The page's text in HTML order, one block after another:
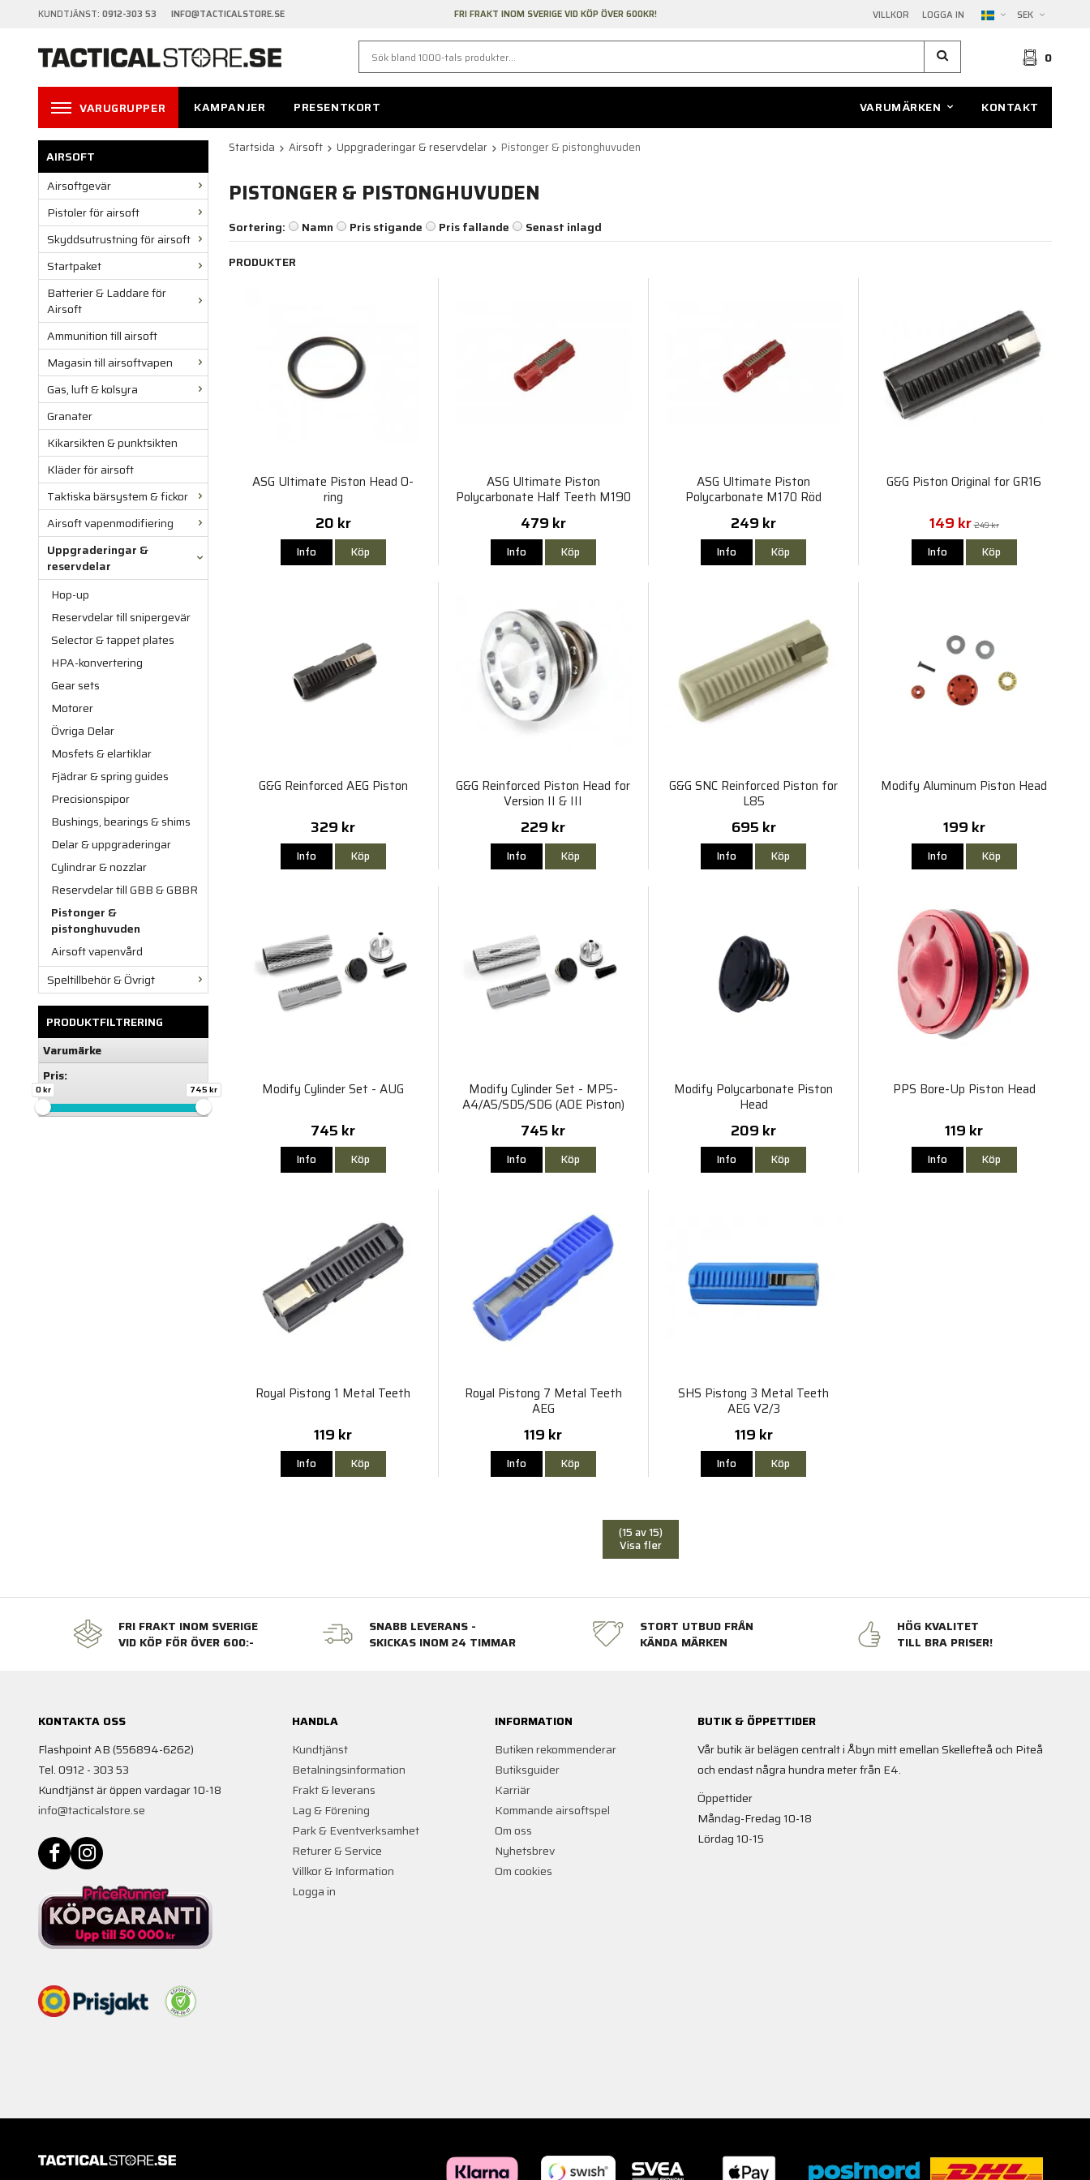
KUNDTJÄNST: 0912-303 53 INFO@TACTICALSTORE.SE VILLKOR LOGGA IN SEK
FRI FRAKT INOM SVERIGE VID KÖP ÖVER 600KR!
0
VARUGRUPPER KAMPANJER PRESENTKORT VARUMÄRKEN KONTAKT
AIRSOFT
Airsoftgevär
Pistoler för airsoft
Skyddsutrustning för airsoft
Startpaket
Batterier & Laddare för
Airsoft
Ammunition till airsoft
Magasin till airsoftvapen
Gas, luft & kolsyra
Granater
Kikarsikten & punktsikten
Kläder för airsoft
Taktiska bärsystem & fickor
Airsoft vapenmodifiering
Uppgraderingar &
reservdelar
Hop-up
Reservdelar till snipergevär
Selector & tappet plates
HPA-konvertering
Gear sets
Motorer
Övriga Delar
Mosfets & elartiklar
Fjädrar & spring guides
Precisionspipor
Bushings, bearings & shims
Delar & uppgraderingar
Cylindrar & nozzlar
Reservdelar till GBB & GBBR
Pistonger &
pistonghuvuden
Airsoft vapenvård
Speltillbehör & Övrigt
PRODUKTFILTRERING
Varumärke
Pris:
0 kr 745 kr
Startsida Airsoft Uppgraderingar & reservdelar Pistonger & pistonghuvuden
PISTONGER & PISTONGHUVUDEN
Sortering: Namn Pris stigande Pris fallande
Senast inlagd
PRODUKTER
ASG Ultimate Piston Head O-
ring
20 kr
Info Köp
ASG Ultimate Piston
Polycarbonate Half Teeth M190
Röd
479 kr
Info Köp
ASG Ultimate Piston
Polycarbonate M170 Röd
249 kr
Info Köp
G&G Piston Original for GR16
149 kr 249 kr
Info Köp
G&G Reinforced AEG Piston
329 kr
Info Köp
G&G Reinforced Piston Head for
Version II & III
229 kr
Info Köp
G&G SNC Reinforced Piston for
L85
695 kr
Info Köp
Modify Aluminum Piston Head
199 kr
Info Köp
Modify Cylinder Set - AUG
745 kr
Info Köp
Modify Cylinder Set - MP5-
A4/A5/SD5/SD6 (AOE Piston)
745 kr
Info Köp
Modify Polycarbonate Piston
Head
209 kr
Info Köp
PPS Bore-Up Piston Head
119 kr
Info Köp
Royal Pistong 1 Metal Teeth
119 kr
Info Köp
Royal Pistong 7 Metal Teeth
AEG
119 kr
Info Köp
SHS Pistong 3 Metal Teeth
AEG V2/3
119 kr
Info Köp
(15 av 15)
Visa fler
FRI FRAKT INOM SVERIGE
VID KÖP FÖR ÖVER 600:-
SNABB LEVERANS -
SKICKAS INOM 24 TIMMAR
STORT UTBUD FRÅN
KÄNDA MÄRKEN
HÖG KVALITET
TILL BRA PRISER!
KONTAKTA OSS
Flashpoint AB (556894-6262)
Tel. 0912 - 303 53
Kundtjänst är öppen vardagar 10-18
info@tacticalstore.se
HANDLA
Kundtjänst
Betalningsinformation
Frakt & leverans
Lag & Förening
Park & Eventverksamhet
Returer & Service
Villkor & Information
Logga in
INFORMATION
Butiken rekommenderar
Butiksguider
Karriär
Kommande airsoftspel
Om oss
Nyhetsbrev
Om cookies
BUTIK & ÖPPETTIDER
Vår butik är belägen centralt i Åbyn mitt emellan Skellefteå och Piteå
och endast några hundra meter från E4.
Öppettider
Måndag-Fredag 10-18
Lördag 10-15